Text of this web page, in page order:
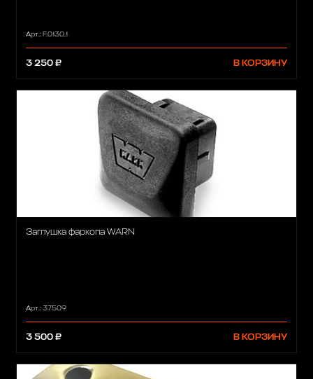
Арт.: F.0130.1
3 250 ₽ В КОРЗИНУ
Заглушка фаркопа WARN
Арт.: 37509
3 500 ₽ В КОРЗИНУ